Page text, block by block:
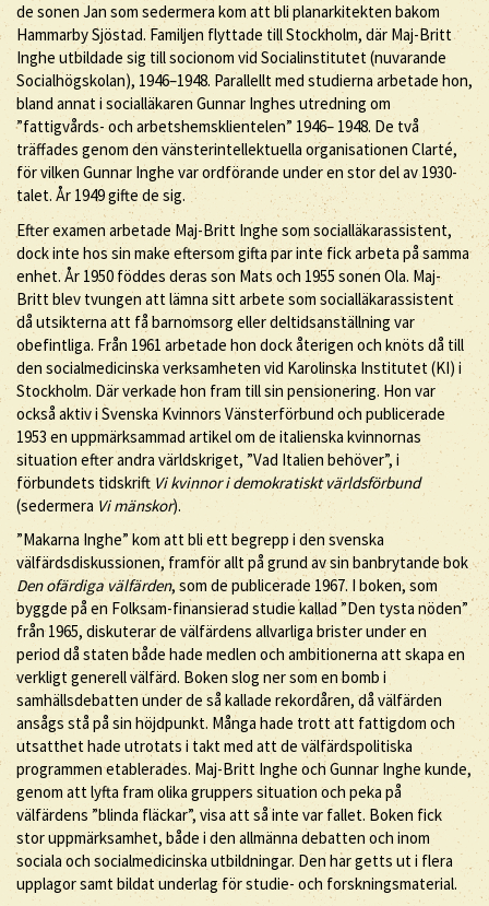
de sonen Jan som sedermera kom att bli planarkitekten bakom
Hammarby Sjöstad. Familjen flyttade till Stockholm, där Maj-Britt
Inghe utbildade sig till socionom vid Socialinstitutet (nuvarande
Socialhögskolan), 1946–1948. Parallellt med studierna arbetade hon,
bland annat i socialläkaren Gunnar Inghes utredning om
”fattigvårds- och arbetshemsklientelen” 1946– 1948. De två
träffades genom den vänsterintellektuella organisationen Clarté,
för vilken Gunnar Inghe var ordförande under en stor del av 1930-
talet. År 1949 gifte de sig.
Efter examen arbetade Maj-Britt Inghe som socialläkarassistent,
dock inte hos sin make eftersom gifta par inte fick arbeta på samma
enhet. År 1950 föddes deras son Mats och 1955 sonen Ola. Maj-
Britt blev tvungen att lämna sitt arbete som socialläkarassistent
då utsikterna att få barnomsorg eller deltidsanställning var
obefintliga. Från 1961 arbetade hon dock återigen och knöts då till
den socialmedicinska verksamheten vid Karolinska Institutet (KI) i
Stockholm. Där verkade hon fram till sin pensionering. Hon var
också aktiv i Svenska Kvinnors Vänsterförbund och publicerade
1953 en uppmärksammad artikel om de italienska kvinnornas
situation efter andra världskriget, ”Vad Italien behöver”, i
förbundets tidskriftVi kvinnor i demokratiskt världsförbund
(sedermera Vi mänskor).
”Makarna Inghe” kom att bli ett begrepp i den svenska
välfärdsdiskussionen, framför allt på grund av sin banbrytande bok
Den ofärdiga välfärden, som de publicerade 1967. I boken, som
byggde på en Folksam-finansierad studie kallad ”Den tysta nöden”
från 1965, diskuterar de välfärdens allvarliga brister under en
period då staten både hade medlen och ambitionerna att skapa en
verkligt generell välfärd. Boken slog ner som en bomb i
samhällsdebatten under de så kallade rekordåren, då välfärden
ansågs stå på sin höjdpunkt. Många hade trott att fattigdom och
utsatthet hade utrotats i takt med att de välfärdspolitiska
programmen etablerades. Maj-Britt Inghe och Gunnar Inghe kunde,
genom att lyfta fram olika gruppers situation och peka på
välfärdens ”blinda fläckar”, visa att så inte var fallet. Boken fick
stor uppmärksamhet, både i den allmänna debatten och inom
sociala och socialmedicinska utbildningar. Den har getts ut i flera
upplagor samt bildat underlag för studie- och forskningsmaterial.